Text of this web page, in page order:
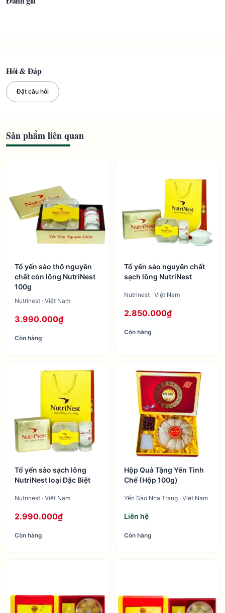
Hỏi & Đáp
Đặt câu hỏi
Sản phẩm liên quan
Tổ yến sào thô nguyên
chất còn lông NutriNest
100g
Nutrinest · Việt Nam
3.990.000₫
Còn hàng
Tổ yến sào nguyên chất
sạch lông NutriNest
Nutrinest · Việt Nam
2.850.000₫
Còn hàng
Tổ yến sào sạch lông
NutriNest loại Đặc Biệt
Nutrinest · Việt Nam
2.990.000₫
Còn hàng
Hộp Quà Tặng Yến Tinh
Chế (Hộp 100g)
Yến Sào Nha Trang · Việt Nam
Liên hệ
Còn hàng